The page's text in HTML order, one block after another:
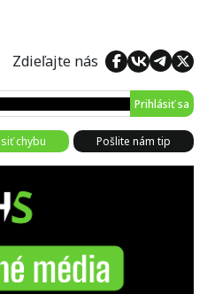
Zdieľajte nás
Prihlásiť sa
chybu Pošlite nám tip